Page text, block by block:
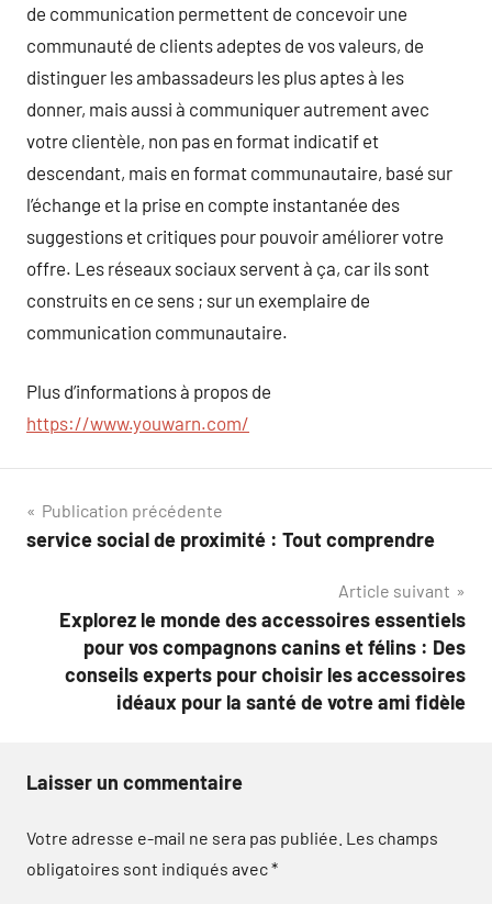
de communication permettent de concevoir une
communauté de clients adeptes de vos valeurs, de
distinguer les ambassadeurs les plus aptes à les
donner, mais aussi à communiquer autrement avec
votre clientèle, non pas en format indicatif et
descendant, mais en format communautaire, basé sur
l’échange et la prise en compte instantanée des
suggestions et critiques pour pouvoir améliorer votre
offre. Les réseaux sociaux servent à ça, car ils sont
construits en ce sens ; sur un exemplaire de
communication communautaire.
Plus d’informations à propos de
https://www.youwarn.com/
Navigation
de
Publication précédente
service social de proximité : Tout comprendre
Article suivant
Explorez le monde des accessoires essentiels
pour vos compagnons canins et félins : Des
conseils experts pour choisir les accessoires
idéaux pour la santé de votre ami fidèle
Laisser un commentaire
Votre adresse e-mail ne sera pas publiée. Les champs
obligatoires sont indiqués avec*